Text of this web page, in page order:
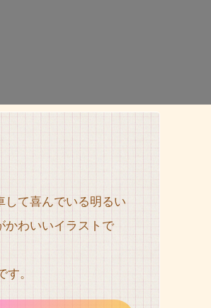
して喜んでいる明るい
かわいいイラストで
。